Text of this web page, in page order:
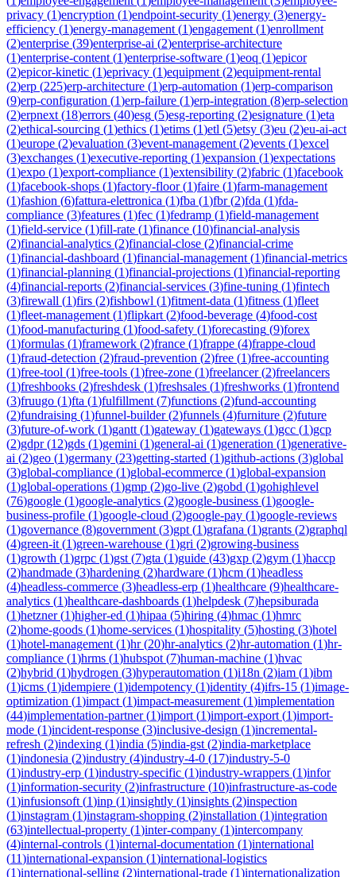
privacy (1)encryption (1)endpoint-security (1)energy (3)energy-
efficiency (1)energy-management (1)engagement (1)enrollment
(2)enterprise (39)enterprise-ai (2)enterprise-architecture
(1)enterprise-content (1)enterprise-software (1)eoq (1)epicor
(2)epicor-kinetic (1)eprivacy (1)equipment (2)equipment-rental
(2)erp (225)erp-architecture (1)erp-automation (1)erp-comparison
(9)erp-configuration (1)erp-failure (1)erp-integration (8)erp-selection
(2)erpnext (18)errors (40)esg (5)esg-reporting (2)esignature (1)eta
(2)ethical-sourcing (1)ethics (1)etims (1)etl (5)etsy (3)eu (2)eu-ai-act
(1)europe (2)evaluation (3)event-management (2)events (1)excel
(3)exchanges (1)executive-reporting (1)expansion (1)expectations
(1)expo (1)export-compliance (1)extensibility (2)fabric (1)facebook
(1)facebook-shops (1)factory-floor(1)faire (1)farm-management
(1)fashion (6)fattura-elettronica (1)fba (1)fbr(2)fda (1)fda-
compliance (3)features (1)fec (1)fedramp (1)field-management
(1)field-service (1)fill-rate (1)finance (10)financial-analysis
(2)financial-analytics (2)financial-close (2)financial-crime
(1)financial-dashboard (1)financial-management (1)financial-metrics
(1)financial-planning (1)financial-projections (1)financial-reporting
(4)financial-reports (2)financial-services (3)fine-tuning (1)fintech
(3)firewall (1)firs (2)fishbowl (1)fitment-data (1)fitness (1)fleet
(1)fleet-management (1)flipkart (2)food-beverage (4)food-cost
(1)food-manufacturing (1)food-safety (1)forecasting (9)forex
(1)formulas (1)framework (2)france (1)frappe (4)frappe-cloud
(1)fraud-detection (2)fraud-prevention (2)free (1)free-accounting
(1)free-tool (1)free-tools (1)free-zone (1)freelancer(2)freelancers
(1)freshbooks (2)freshdesk (1)freshsales (1)freshworks (1)frontend
(3)fruugo (1)fta (1)fulfillment (7)functions (2)fund-accounting
(2)fundraising (1)funnel-builder(2)funnels (4)furniture (2)future
(3)future-of-work (1)gantt (1)gateway (1)gateways (1)gcc (1)gcp
(2)gdpr(12)gds (1)gemini (1)general-ai (1)generation (1)generative-
ai (2)geo (1)germany (23)getting-started (1)github-actions (3)global
(3)global-compliance (1)global-ecommerce (1)global-expansion
(1)global-operations (1)gmp (2)go-live (2)gobd (1)gohighlevel
(76)google (1)google-analytics (2)google-business (1)google-
business-profile (1)google-cloud (2)google-pay (1)google-reviews
(1)governance (8)government (3)gpt (1)grafana (1)grants (2)graphql
(4)green-it (1)green-warehouse (1)gri (2)growing-business
(1)growth (1)grpc (1)gst (7)gta (1)guide (43)gxp (2)gym (1)haccp
(2)handmade (3)hardening (2)hardware (1)hcm (1)headless
(4)headless-commerce (3)headless-erp (1)healthcare (9)healthcare-
analytics (1)healthcare-dashboards (1)helpdesk (7)hepsiburada
(1)hetzner(1)higher-ed (1)hipaa (5)hiring (4)hmac (1)hmrc
(2)home-goods (1)home-services (1)hospitality (5)hosting (3)hotel
(1)hotel-management (1)hr(20)hr-analytics (2)hr-automation (1)hr-
compliance (1)hrms (1)hubspot (7)human-machine (1)hvac
(2)hybrid (1)hydrogen (3)hyperautomation (1)i18n (2)iam (1)ibm
(1)icms (1)idempiere (1)idempotency (1)identity (4)ifrs-15 (1)image-
optimization (1)impact (1)impact-measurement (1)implementation
(44)implementation-partner(1)import (1)import-export (1)import-
mode (1)incident-response (3)inclusive-design (1)incremental-
refresh (2)indexing (1)india (5)india-gst (2)india-marketplace
(1)indonesia (2)industry (4)industry-4-0 (17)industry-5-0
(1)industry-erp (1)industry-specific (1)industry-wrappers (1)infor
(1)information-security (2)infrastructure (10)infrastructure-as-code
(1)infusionsoft (1)inp (1)insightly (1)insights (2)inspection
(1)instagram (1)instagram-shopping (2)installation (1)integration
(63)intellectual-property (1)inter-company (1)intercompany
(4)internal-controls (1)internal-documentation (1)international
(11)international-expansion (1)international-logistics
(1)international-selling (2)international-trade (1)internationalization